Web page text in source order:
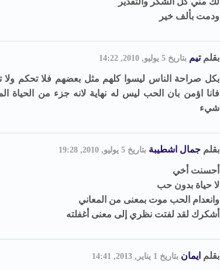
ودمت بألف خير
بقلمتيم بتاريخ 5 يوليو, 2010, 14:22
بكل صراحة الناس ليسوا كلهم مثل بعضهم فلا تحكم ولا
فانا اؤمن بان الحب ليس له نهاية لانه جزء من
شيء
بقلم جمال اشطيبة بتاريخ 5 يوليو, 2010, 19:28
أحسنت أخي
لا حياة بدون حب
وانعدام الحب موت بمعنى من المعاني
أشكرك لقد لفتت نظري إلى معنى أغفلته
بقلم ايمان بتاريخ 1 يناير, 2013, 14:41